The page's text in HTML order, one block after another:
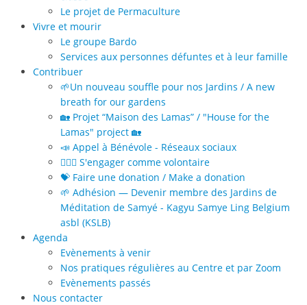
Le projet de Permaculture
Vivre et mourir
Le groupe Bardo
Services aux personnes défuntes et à leur famille
Contribuer
🌱Un nouveau souffle pour nos Jardins / A new
breath for our gardens
🏡 Projet “Maison des Lamas” / "House for the
Lamas" project 🏡
📣 Appel à Bénévole - Réseaux sociaux
🙋🏻‍♀️ S'engager comme volontaire
💝 Faire une donation / Make a donation
🌱 Adhésion — Devenir membre des Jardins de
Méditation de Samyé - Kagyu Samye Ling Belgium
asbl (KSLB)
Agenda
Evènements à venir
Nos pratiques régulières au Centre et par Zoom
Evènements passés
Nous contacter